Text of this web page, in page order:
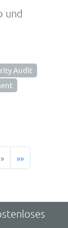
und
Audit
» »»